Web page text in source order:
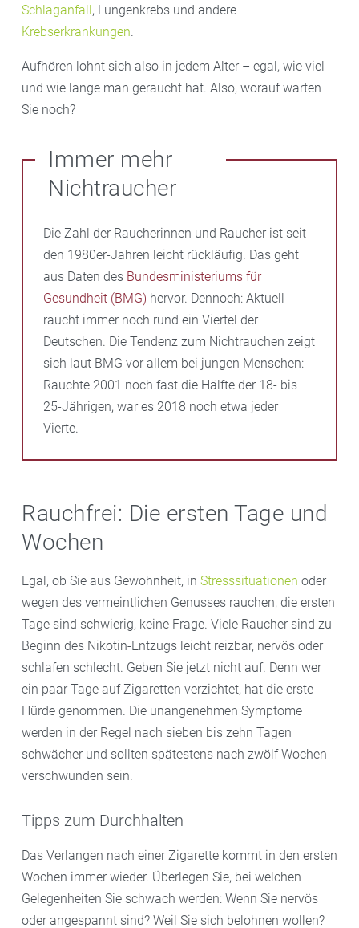
Schlaganfall, Lungenkrebs und andere
Krebserkrankungen.
Aufhören lohnt sich also in jedem Alter – egal, wie viel
und wie lange man geraucht hat. Also, worauf warten
Sie noch?
Immer mehr
Nichtraucher
Die Zahl der Raucherinnen und Raucher ist seit
den 1980er-Jahren leicht rückläufig. Das geht
aus Daten des Bundesministeriums für
Gesundheit (BMG) hervor. Dennoch: Aktuell
raucht immer noch rund ein Viertel der
Deutschen. Die Tendenz zum Nichtrauchen zeigt
sich laut BMG vor allem bei jungen Menschen:
Rauchte 2001 noch fast die Hälfte der 18- bis
25-Jährigen, war es 2018 noch etwa jeder
Vierte.
Rauchfrei: Die ersten Tage und
Wochen
Egal, ob Sie aus Gewohnheit, in Stresssituationen oder
wegen des vermeintlichen Genusses rauchen, die ersten
Tage sind schwierig, keine Frage. Viele Raucher sind zu
Beginn des Nikotin-Entzugs leicht reizbar, nervös oder
schlafen schlecht. Geben Sie jetzt nicht auf. Denn wer
ein paar Tage auf Zigaretten verzichtet, hat die erste
Hürde genommen. Die unangenehmen Symptome
werden in der Regel nach sieben bis zehn Tagen
schwächer und sollten spätestens nach zwölf Wochen
verschwunden sein.
Tipps zum Durchhalten
Das Verlangen nach einer Zigarette kommt in den ersten
Wochen immer wieder. Überlegen Sie, bei welchen
Gelegenheiten Sie schwach werden: Wenn Sie nervös
oder angespannt sind? Weil Sie sich belohnen wollen?